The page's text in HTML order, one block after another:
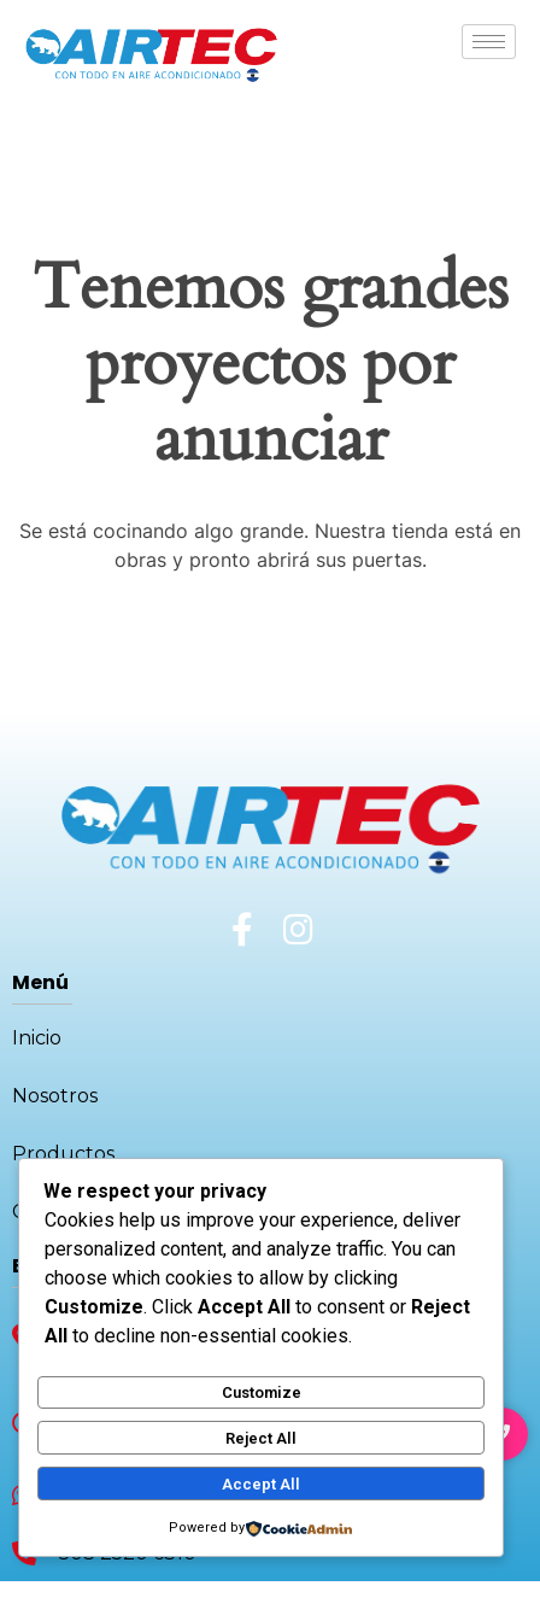
Tenemos grandes
proyectos por
anunciar
Se está cocinando algo grande. Nuestra tienda está en
obras y pronto abrirá sus puertas.
Menú
Inicio
Nosotros
Productos
Contacto
El Salvador
CP 1101, Av. Las Amapolas casa 1, San
Salvador, El Salvador
Lunes a Viernes
07:00AM - 05:00PM
+503 7853-9270
+503 2520 6310
We respect your privacy
Cookies help us improve your experience, deliver
personalized content, and analyze traffic. You can
choose which cookies to allow by clicking
Customize. Click Accept All to consent or Reject
All to decline non-essential cookies.
Customize
Reject All
Accept All
Powered by